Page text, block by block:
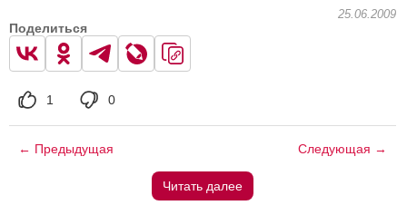
25.06.2009
Поделиться
1 0
← Предыдущая Следующая →
Читать далее